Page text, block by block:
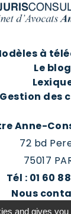
à
Le blog
Gestion des
Anne-
72 bd
75017
Tél : 01 60
Nous
and gives